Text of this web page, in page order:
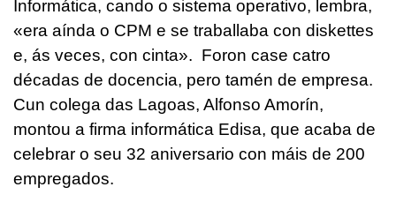
Informática, cando o sistema operativo, lembra,
«era aínda o CPM e se traballaba con diskettes
e, ás veces, con cinta». Foron case catro
décadas de docencia, pero tamén de empresa.
Cun colega das Lagoas, Alfonso Amorín,
montou a firma informática Edisa, que acaba de
celebrar o seu 32 aniversario con máis de 200
empregados.